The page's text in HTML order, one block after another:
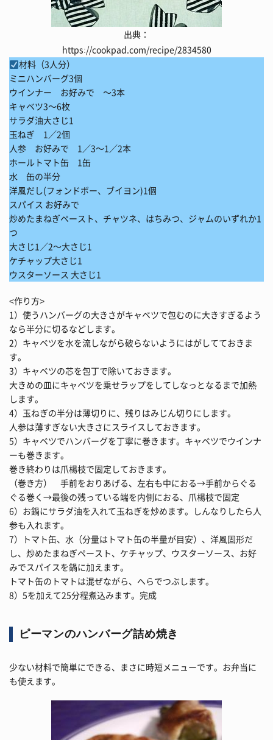
出典：
https://cookpad.com/recipe/2834580
材料（3人分）
ミニハンバーグ3個
ウインナー お好みで ～3本
キャベツ3～6枚
サラダ油大さじ1
玉ねぎ 1／2個
人参 お好みで 1／3～1／2本
ホールトマト缶 1缶
水 缶の半分
洋風だし(フォンドボー、ブイヨン)1個
スパイス お好みで
炒めたまねぎペースト、チャツネ、はちみつ、ジャムのいずれか1
つ
大さじ1／2～大さじ1
ケチャップ大さじ1
ウスターソース 大さじ1
<作り方>
1）使うハンバーグの大きさがキャベツで包むのに大きすぎるよう
なら半分に切るなどします。
2）キャベツを水を流しながら破らないようにはがしてておきま
す。
3）キャベツの芯を包丁で除いておきます。
大きめの皿にキャベツを乗せラップをしてしなっとなるまで加熱
します。
4）玉ねぎの半分は薄切りに、残りはみじん切りにします。
人参は薄すぎない大きさにスライスしておきます。
5）キャベツでハンバーグを丁寧に巻きます。キャベツでウインナ
ーも巻きます。
巻き終わりは爪楊枝で固定しておきます。
（巻き方） 手前をおりあげる、左右も中におる→手前からぐる
ぐる巻く→最後の残っている端を内側におる、爪楊枝で固定
6）お鍋にサラダ油を入れて玉ねぎを炒めます。しんなりしたら人
参も入れます。
7）トマト缶、水（分量はトマト缶の半量が目安）、洋風固形だ
し、炒めたまねぎペースト、ケチャップ、ウスターソース、お好
みでスパイスを鍋に加えます。
トマト缶のトマトは混ぜながら、へらでつぶします。
8）5を加えて25分程煮込みます。完成
ピーマンのハンバーグ詰め焼き
少ない材料で簡単にできる、まさに時短メニューです。お弁当に
も使えます。